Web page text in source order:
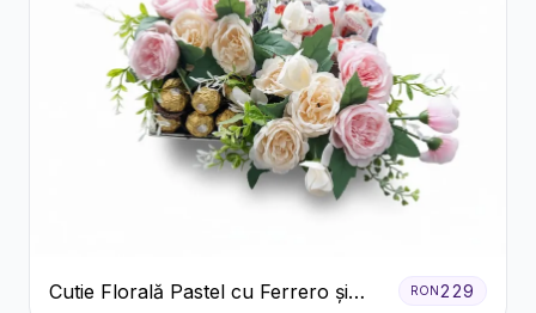
Cutie Florală Pastel cu Ferrero și
RON 229